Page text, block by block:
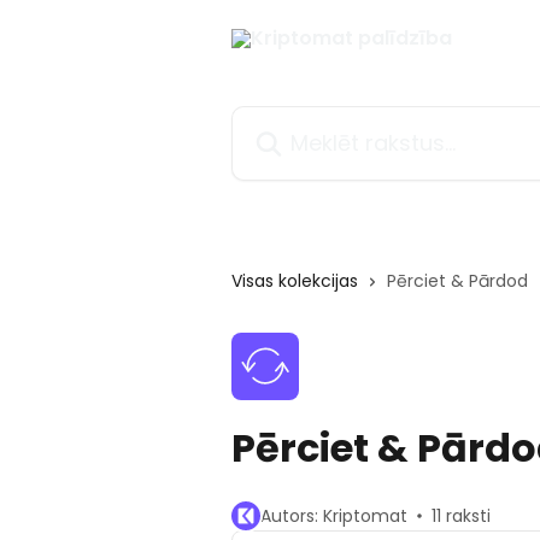
Visas kolekcijas Pērciet & Pārdod
Pērciet &
Autors: Kriptomat 11 raksti